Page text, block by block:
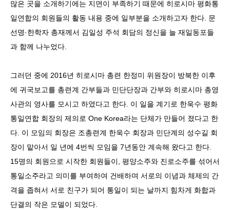
많은 곳을 소개하기에는 지면이 부족하기 때문에 히로시마 평화통
일연합의 회원들의 활동 내용 중에 일부분을 소개하고자 한다. 문
선명·한학자 총재께서 김일성 주석 회담의 정신을 늘 재일동포들
과 함께 나누었다.
그러던 중에 2016년 히로시마 총련 한정미 위원장이 방북한 이후
에 귀국보고를 총련계 간부들과 민단단장과 간부와 히로시마 총영
사관의 영사를 모시고 하였다고 한다. 이 일을 계기로 한욱수 평화
통일연합 회장의 제의로 One Korea라는 단체가 만들어 졌다고 한
다. 이 모임의 회장은 조총련계 한욱수 회장과 민단계의 성수길 회
장이 맡아서 일 년에 4번씩 모임을 7년동안 계속해 왔다고 한다.
15명의 회원으로 시작한 회원들이, 평양소주와 진로소주를 섞어서
통일소주라고 의미를 부여하여 건배하며 서로의 이념과 체제의 간
격을 좁혀서 서로 친구가 되어 통일이 되는 날까지 힘차게 화합과
단결의 작은 모델이 되었다.